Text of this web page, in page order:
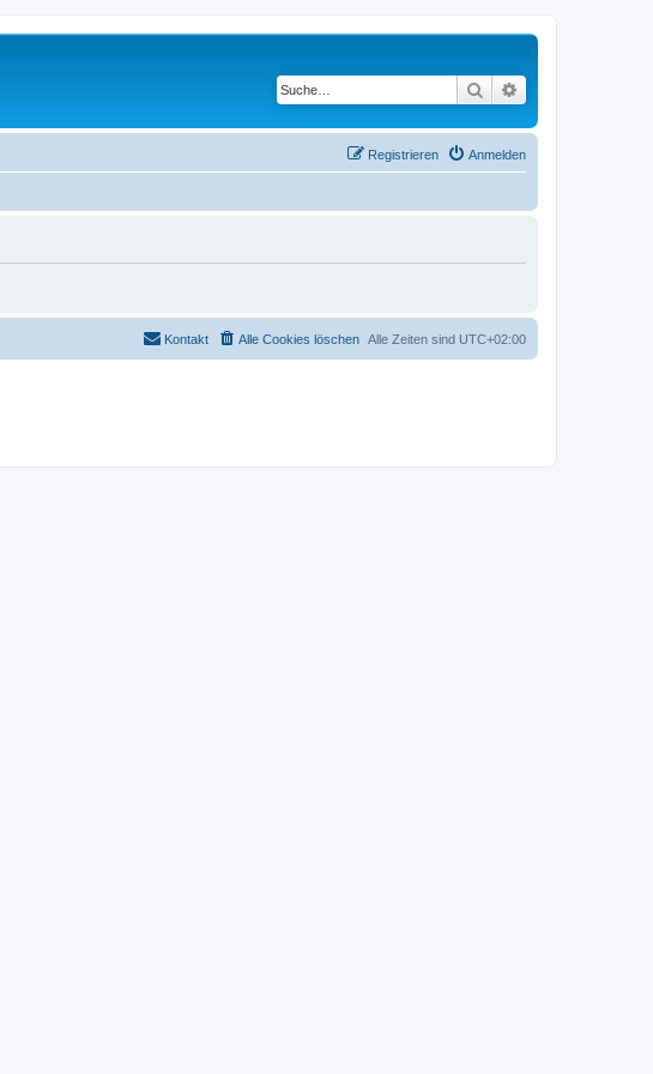
Suche
Anmelden
Registrieren
Alle Zeiten sind UTC+02:00
Alle Cookies löschen
Kontakt